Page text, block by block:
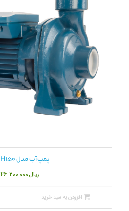
پمپ آب مدل DCH150
ریال۴۶.۲۰۰.۰۰۰
افزودن به سبد خرید